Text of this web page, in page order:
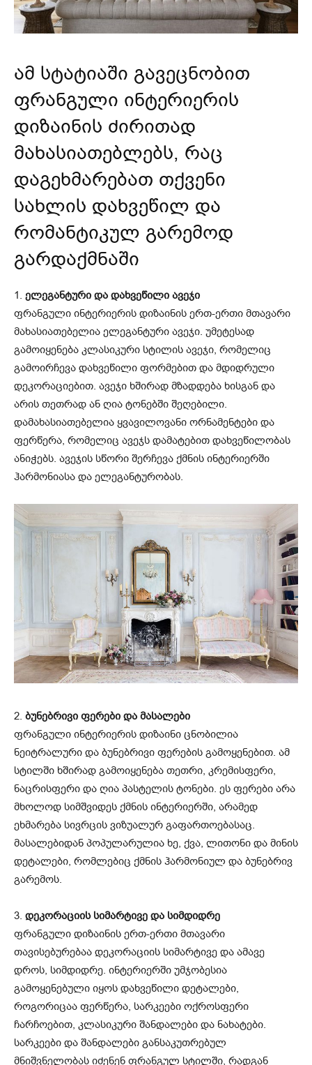
ამ სტატიაში გავეცნობით
ფრანგული ინტერიერის
დიზაინის ძირითად
მახასიათებლებს, რაც
დაგეხმარებათ თქვენი
სახლის დახვეწილ და
რომანტიკულ გარემოდ
გარდაქმნაში
1. ელეგანტური და დახვეწილი ავეჯი
ფრანგული ინტერიერის დიზაინის ერთ-ერთი მთავარი
მახასიათებელია ელეგანტური ავეჯი. უმეტესად
გამოიყენება კლასიკური სტილის ავეჯი, რომელიც
გამოირჩევა დახვეწილი ფორმებით და მდიდრული
დეკორაციებით. ავეჯი ხშირად მზადდება ხისგან და
არის თეთრად ან ღია ტონებში შეღებილი.
დამახასიათებელია ყვავილოვანი ორნამენტები და
ფერწერა, რომელიც ავეჯს დამატებით დახვეწილობას
ანიჭებს. ავეჯის სწორი შერჩევა ქმნის ინტერიერში
ჰარმონიასა და ელეგანტურობას.
2. ბუნებრივი ფერები და მასალები
ფრანგული ინტერიერის დიზაინი ცნობილია
ნეიტრალური და ბუნებრივი ფერების გამოყენებით. ამ
სტილში ხშირად გამოიყენება თეთრი, კრემისფერი,
ნაცრისფერი და ღია პასტელის ტონები. ეს ფერები არა
მხოლოდ სიმშვიდეს ქმნის ინტერიერში, არამედ
ეხმარება სივრცის ვიზუალურ გაფართოებასაც.
მასალებიდან პოპულარულია ხე, ქვა, ლითონი და მინის
დეტალები, რომლებიც ქმნის ჰარმონიულ და ბუნებრივ
გარემოს.
3. დეკორაციის სიმარტივე და სიმდიდრე
ფრანგული დიზაინის ერთ-ერთი მთავარი
თავისებურებაა დეკორაციის სიმარტივე და ამავე
დროს, სიმდიდრე. ინტერიერში უმჯობესია
გამოყენებული იყოს დახვეწილი დეტალები,
როგორიცაა ფერწერა, სარკეები ოქროსფერი
ჩარჩოებით, კლასიკური შანდალები და ნახატები.
სარკეები და შანდალები განსაკუთრებულ
მნიშვნელობას იძენენ ფრანგულ სტილში, რადგან